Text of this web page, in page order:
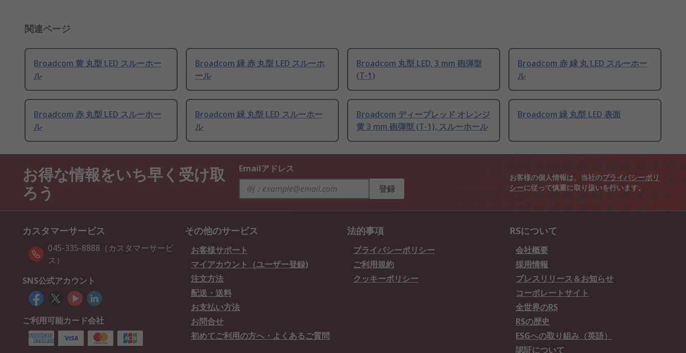
関連ページ
Broadcom 黄 丸型 LED スルーホー
ル
Broadcom 緑 赤 丸型 LED スルーホ
ール
Broadcom 丸型 LED, 3 mm 砲弾型
(T-1)
Broadcom 赤 緑 丸 LED スルーホー
ル
Broadcom 赤 丸型 LED スルーホー
ル
Broadcom 緑 丸型 LED スルーホー
ル
Broadcom ディープレッド オレンジ
黄 3 mm 砲弾型 (T-1), スルーホール
Broadcom 緑 丸型 LED 表面
お得な情報をいち早く受け取
ろう
Emailアドレス
登録
お客様の個人情報は、当社のプライバシーポリ
シーに従って慎重に取り扱いを行います。
カスタマーサービス
045-335-8888（カスタマーサービ
ス）
SNS公式アカウント
ご利用可能カード会社
その他のサービス
お客様サポート
マイアカウント（ユーザー登録)
注文方法
配送・送料
お支払い方法
お問合せ
初めてご利用の方へ・よくあるご質問
法的事項
プライバシーポリシー
ご利用規約
クッキーポリシー
RSについて
会社概要
採用情報
プレスリリース＆お知らせ
コーポレートサイト
全世界のRS
RSの歴史
ESGへの取り組み（英語）
認証について